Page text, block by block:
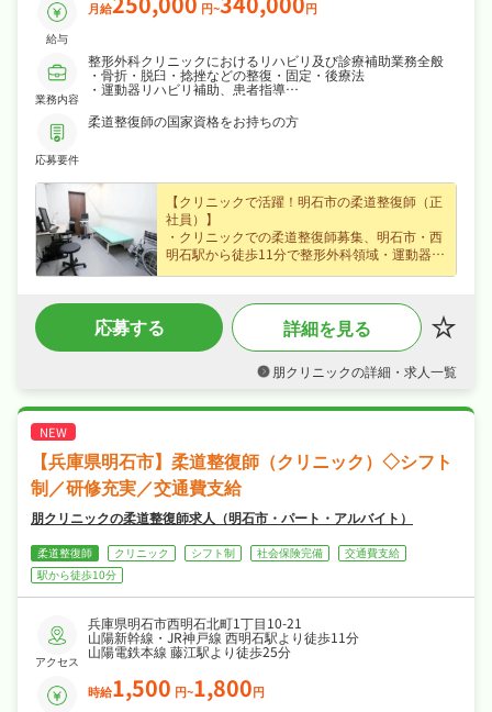
給与
月給 円~ 円
業務内容
整形外科クリニックにおけるリハビリ及び診療補助業務全般
・骨折・脱臼・捻挫などの整復・固定・後療法
・運動器リハビリ補助、患者指導
・医師・理学療法士とのカンファレンス参加
・通所リハビリ・訪問リハとの連携業務
応募要件
柔道整復師の国家資格をお持ちの方
【クリニックで活躍！明石市の柔道整復師（正
社員）】
・クリニックでの柔道整復師募集、明石市・西
明石駅から徒歩11分で整形外科領域・運動器リ
ハなど外来を中心とした診療サポートに携わり
・賞与年2回・昇給ありなど好待遇で、月給
25〜34万円の正社員求人、あなたの経験を正当
に評価します☆
リハリよく働け、ワークライフバランスも抜群
・社会保険完備、住宅補助・社宅制度あり、研
応募する 詳細を見る
朋クリニックの詳細・求人一覧
【兵庫県明石市】柔道整復師（クリニック）◇シフト
制／研修充実／交通費支給
朋クリニックの柔道整復師求人（明石市・パート・アルバイト）
柔道整復師 クリニック シフト制 社会保険完備
交通費支給
駅から徒歩10分
アクセス
兵庫県明石市西明石北町1丁目10-21
山陽新幹線・JR神戸線 西明石駅より徒歩11分
山陽電鉄本線 藤江駅より徒歩25分
時給1,500 円~1,800円